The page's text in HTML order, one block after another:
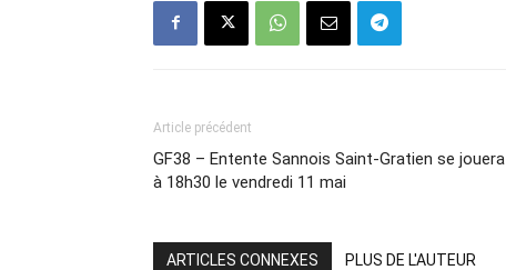
Article précédent
GF38 – Entente Sannois Saint-Gratien se jouera
à 18h30 le vendredi 11 mai
ARTICLES CONNEXES PLUS DE L'AUTEUR